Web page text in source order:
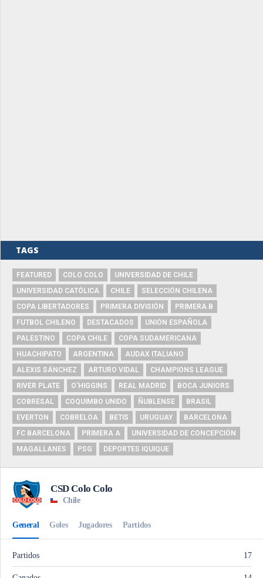
TAGS
FEATURED COLO COLO
UNIVERSIDAD DE CHILE
UNIVERSIDAD CATÓLICA
CHILE
SELECCIÓN CHILENA
COPA LIBERTADORES
PRIMERA DIVISIÓN
PRIMERA B
FUTBOL CHILENO
DESTACADOS
UNIÓN ESPAÑOLA
PALESTINO
COPA CHILE
COPA SUDAMERICANA
HUACHIPATO
ARGENTINA
AUDAX ITALIANO
ALEXIS SÁNCHEZ
ARTURO VIDAL
CHAMPIONS LEAGUE
RIVER PLATE
O'HIGGINS REAL MADRID
BOCA JUNIORS
COBRESAL
COQUIMBO UNIDO ÑUBLENSE
BRASIL
EVERTON
COBRELOA BETIS URUGUAY
BARCELONA
FC BARCELONA
PRIMERA A
UNIVERSIDAD DE CONCEPCIÓN
MAGALLANES
PSG DEPORTES IQUIQUE